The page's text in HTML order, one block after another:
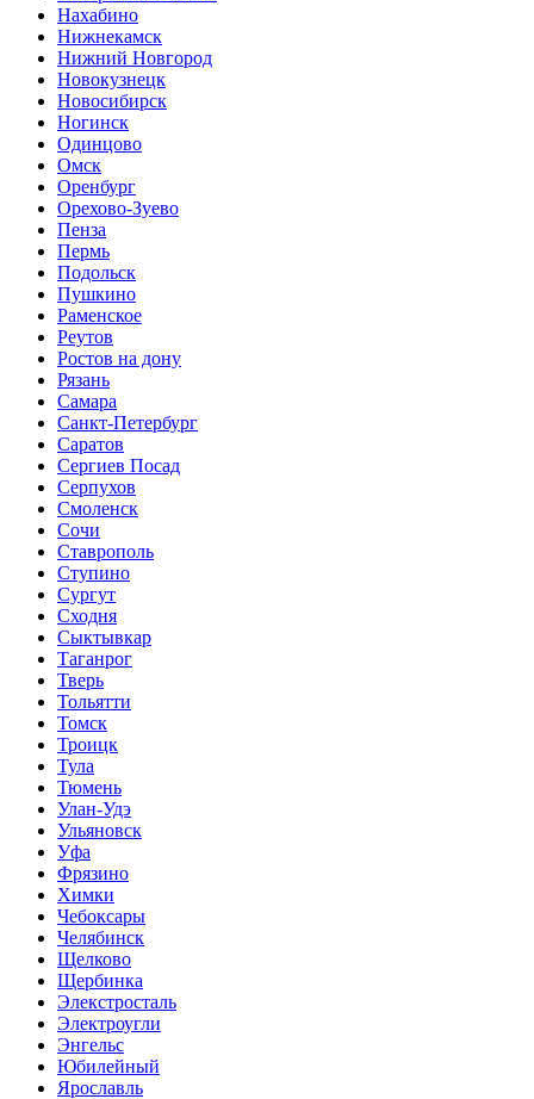
Нахабино
Нижнекамск
Нижний Новгород
Новокузнецк
Новосибирск
Ногинск
Одинцово
Омск
Оренбург
Орехово-Зуево
Пенза
Пермь
Подольск
Пушкино
Раменское
Реутов
Ростов на дону
Рязань
Самара
Санкт-Петербург
Саратов
Сергиев Посад
Серпухов
Смоленск
Сочи
Ставрополь
Ступино
Сургут
Сходня
Сыктывкар
Таганрог
Тверь
Тольятти
Томск
Троицк
Тула
Тюмень
Улан-Удэ
Ульяновск
Уфа
Фрязино
Химки
Чебоксары
Челябинск
Щелково
Щербинка
Элекстросталь
Электроугли
Энгельс
Юбилейный
Ярославль